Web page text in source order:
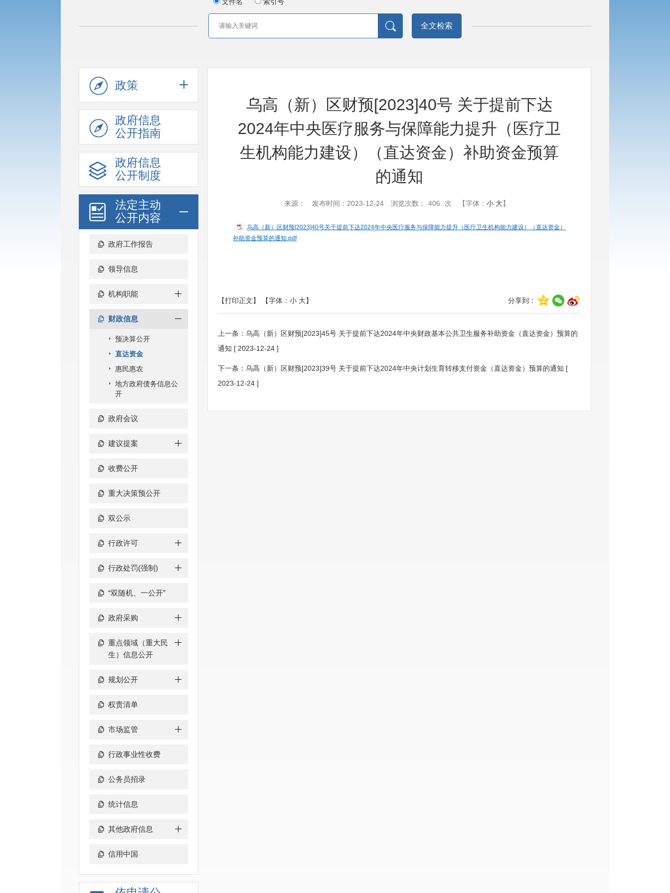
文件名 索引号
全文检索
政策
政府信息
公开指南
政府信息
公开制度
法定主动
公开内容
政府工作报告
领导信息
机构职能
财政信息
预决算公开
直达资金
惠民惠农
地方政府债务信息公
开
政府会议
建议提案
收费公开
重大决策预公开
双公示
行政许可
行政处罚(强制)
“双随机、一公开”
政府采购
重点领域（重大民
生）信息公开
规划公开
权责清单
市场监管
行政事业性收费
公务员招录
统计信息
其他政府信息
信用中国
乌高（新）区财预[2023]40号 关于提前下达
2024年中央医疗服务与保障能力提升（医疗卫
生机构能力建设）（直达资金）补助资金预算
的通知
来源： 发布时间：2023-12-24 浏览次数： 406 次 【字体： 小 大】
乌高（新）区财预[2023]40号关于提前下达2024年中央医疗服务与保障能力提升（医疗卫生机构能力建设）（直达资金）
补助资金预算的通知.pdf
【打印正文】 分享到：
【字体： 小 大】
上一条： 乌高（新）区财预[2023]45号 关于提前下达2024年中央财政基本公共卫生服务补助资金（直达资金）预算的
通知 [ 2023-12-24 ]
下一条： 乌高（新）区财预[2023]39号 关于提前下达2024年中央计划生育转移支付资金（直达资金）预算的通知 [
2023-12-24 ]